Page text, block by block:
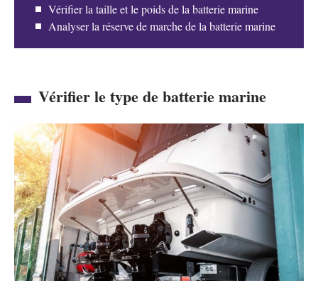
Vérifier la taille et le poids de la batterie marine
Analyser la réserve de marche de la batterie marine
Vérifier le type de batterie marine